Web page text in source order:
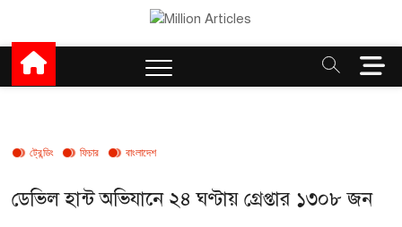
contentMillion Articles
M
e
t
ট্রেন্ডিং ফিচার বাংলাদেশ
ডেভিল হান্ট অভিযানে ২৪ ঘণ্টায় গ্রেপ্তার ১৩০৮ জন